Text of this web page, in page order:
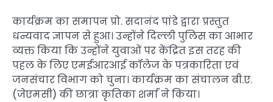
कार्यक्रम का समापन प्रो. सदानंद पांडे द्वारा प्रस्तुत
धन्यवाद ज्ञापन से हुआ। उन्होंने दिल्ली पुलिस का आभार
व्यक्त किया कि उन्होंने युवाओं पर केंद्रित इस तरह की
पहल के लिए एमईआरआई कॉलेज के पत्रकारिता एवं
जनसंचार विभाग को चुना। कार्यक्रम का संचालन बी.ए.
(जेएमसी) की छात्रा कृतिका शर्मा ने किया।